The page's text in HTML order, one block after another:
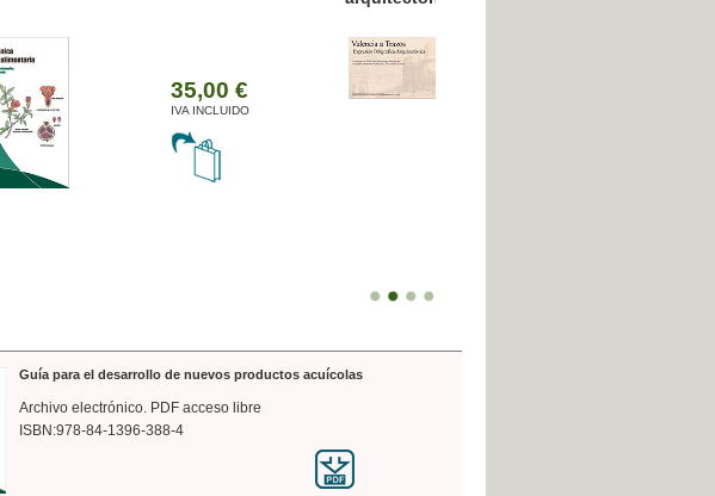
Guía para el desarrollo de nuevos productos acuícolas
Archivo electrónico. PDF acceso libre
ISBN:978-84-1396-388-4